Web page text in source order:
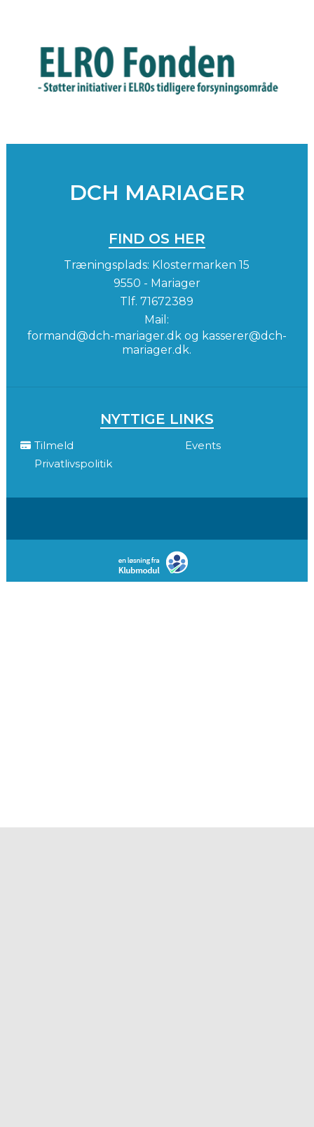
DCH MARIAGER
FIND OS HER
Træningsplads: Klostermarken 15
9550 - Mariager
Tlf.71672389
Mail:
formand@dch-mariager.dk og kasserer@dch-
mariager.dk.
NYTTIGE LINKS
Tilmeld
Events
Privatlivspolitik